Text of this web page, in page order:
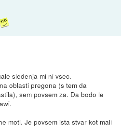
sledenja mi ni vsec.
oblasti pregona (s tem da
sem povsem za. Da bodo le
moti. Je povsem ista stvar kot mali